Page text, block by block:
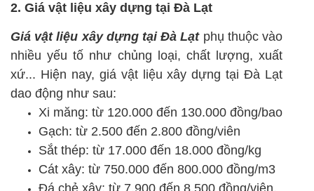
2. Giá vật liệu xây dựng tại Đà Lạt
Giá vật liệu xây dựng tại Đà Lạt phụ thuộc vào
nhiều yếu tố như chủng loại, chất lượng, xuất
xứ... Hiện nay, giá vật liệu xây dựng tại Đà Lạt
dao động như sau:
Xi măng: từ 120.000 đến 130.000 đồng/bao
Gạch: từ 2.500 đến 2.800 đồng/viên
Sắt thép: từ 17.000 đến 18.000 đồng/kg
Cát xây: từ 750.000 đến 800.000 đồng/m3
Đá chẻ xây: từ 7.900 đến 8.500 đồng/viên.